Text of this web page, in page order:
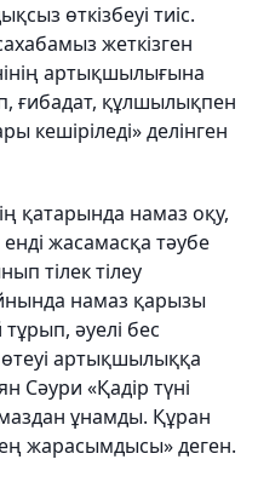
өткізбеуі тиіс.
жеткізген
артықшылығына
ғибадат, құлшылықпен
кешіріледі» делінген
қатарында намаз оқу,
жасамасқа тәубе
тілек тілеу
намаз қарызы
әуелі бес
артықшылыққа
Сәури «Қадір түні
ұнамды. Құран
жарасымдысы» деген.